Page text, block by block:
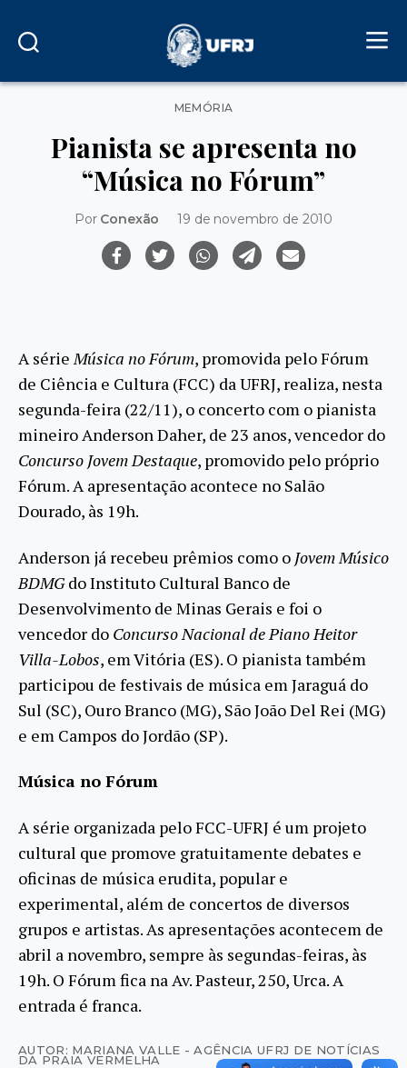
Categorias
MEMÓRIA
Pianista se apresenta no
“Música no Fórum”
Por Conexão 19 de novembro de 2010
A sérieMúsica no Fórum, promovida pelo Fórum
de Ciência e Cultura (FCC) da UFRJ, realiza, nesta
segunda-feira (22/11), o concerto com o pianista
mineiro Anderson Daher, de 23 anos, vencedor do
Concurso Jovem Destaque, promovido pelo próprio
Fórum. A apresentação acontece no Salão
Dourado, às 19h.
Anderson já recebeu prêmios como o Jovem Músico
BDMGdo Instituto Cultural Banco de
Desenvolvimento de Minas Gerais e foi o
vencedor do Concurso Nacional de Piano Heitor
Villa-Lobos, em Vitória (ES). O pianista também
participou de festivais de música em Jaraguá do
Sul (SC), Ouro Branco (MG), São João Del Rei (MG)
e em Campos do Jordão (SP).
Música no Fórum
A série organizada pelo FCC-UFRJ é um projeto
cultural que promove gratuitamente debates e
oficinas de música erudita, popular e
experimental, além de concertos de diversos
grupos e artistas. As apresentações acontecem de
abril a novembro, sempre às segundas-feiras, às
19h. O Fórum fica na Av. Pasteur, 250, Urca. A
entrada é franca.
AUTOR: MARIANA VALLE - AGÊNCIA UFRJ DE NOTÍCIAS
DA PRAIA VERMELHA